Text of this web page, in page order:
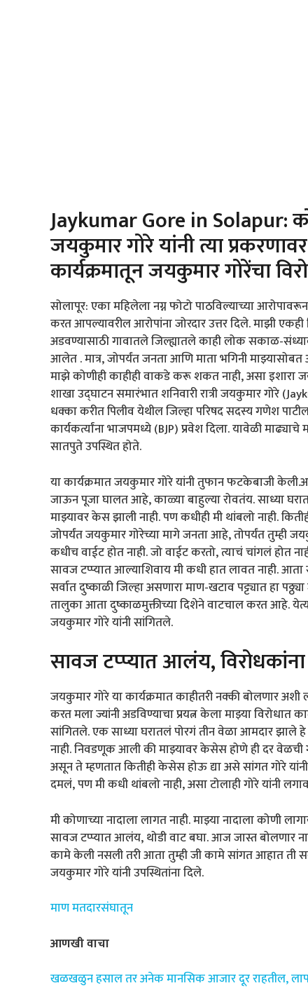
Jaykumar Gore in Solapur:
जयकुमार गोरे यांनी त्या
कार्यक्रमातून जयकुमार गोरेंचा
सोलापूर: एका महिलेला नग्न फोटो पाठविल्याच्या
करत आपल्यावरील आरोपांना जोरदार उत्तर दिले. माझी
अडवण्यासाठी गावातले जिल्ह्यातले काही लोक सकाळ-
आलेत . मात्र, जोपर्यंत जनता आणि माता भगिनी
माझे कोणीही काहीही वाकडे करू शकत नाही, असा इशारा
शाखा उद्घाटन समारंभात शनिवारी रात्री जयकुमार गोरे
धक्का करीत पिलीव येथील जिल्हा परिषद सदस्य गणेश
कार्यकर्त्यांना भाजपमध्ये (BJP) प्रवेश दिला. यावेळी
सातपुते उपस्थित होते.
या कार्यक्रमात जयकुमार गोरे यांनी तुफान फटकेबाजी
जाऊन पूजा घालत आहे, काळ्या बाहुल्या रोवतंय. साध्या
माझ्यावर केस झाली नाही. पण कधीही मी थांबलो नाही.
जोपर्यंत जयकुमार गोरेच्या मागे जनता आहे, तोपर्यंत
कधीच वाईट होत नाही. जो वाईट करतो, त्याचं चांगलं होत
सावज टप्प्यात आल्याशिवाय मी कधी हात लावत नाही.
सर्वात दुष्काळी जिल्हा असणारा माण-खटाव पट्ट्यात हा
तालुका आता दुष्काळमुक्तीच्या दिशेने वाटचाल करत आहे.
जयकुमार गोरे यांनी सांगितले.
सावज टप्प्यात आलंय,
जयकुमार गोरे या कार्यक्रमात काहीतरी नक्की बोलणार अशी
करत मला ज्यांनी अडविण्याचा प्रयत्न केला माझ्या विरोधात
सांगितले. एक साध्या घरातलं पोरगं तीन वेळा आमदार झाले
नाही. निवडणूक आली की माझ्यावर केसेस होणे ही दर वेळची
असून ते म्हणतात कितीही केसेस होऊ द्या असे सांगत गोरे
दमलं, पण मी कधी थांबलो नाही, असा टोलाही गोरे यांनी
मी कोणाच्या नादाला लागत नाही. माझ्या नादाला कोणी
सावज टप्प्यात आलंय, थोडी वाट बघा. आज जास्त बोलणार
कामे केली नसली तरी आता तुम्ही जी कामे सांगत आहात ती
जयकुमार गोरे यांनी उपस्थितांना दिले.
माण मतदारसंघातून
आणखी वाचा
खळखळुन हसाल तर अनेक मानसिक आजार दूर राहतील,